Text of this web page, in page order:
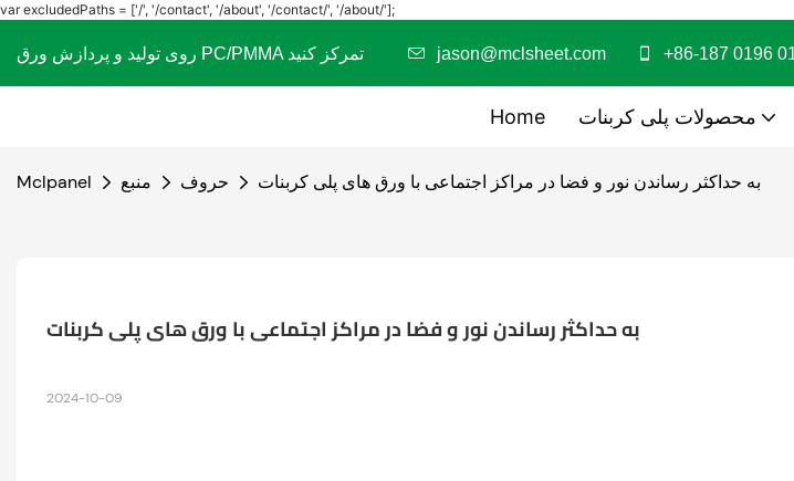
var excludedPaths = ['/', '/contact', '/about', '/contact/', '/about/'];
jason@mclsheet.com +86-187 0196
Home محصولات پلی کربنات
Mclpanel منبع حروف به حداکثر رساندن نور و فضا در مراکز اجتماعی با ورق های پلی کربنات
به حداکثر رساندن نور و فضا در مراکز اجتماعی با ورق های پلی کربنات
2024-10-09